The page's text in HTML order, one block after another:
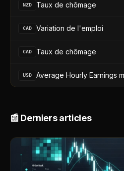
NZD Taux de chômage
CAD Variation de l'emploi
CAD Taux de chômage
USD Average Hourly Earnings
📰 Derniers articles